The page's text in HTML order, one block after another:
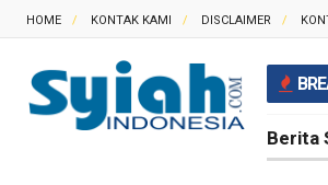
HOME KONTAK KAMI DISCLAIMER
Berita